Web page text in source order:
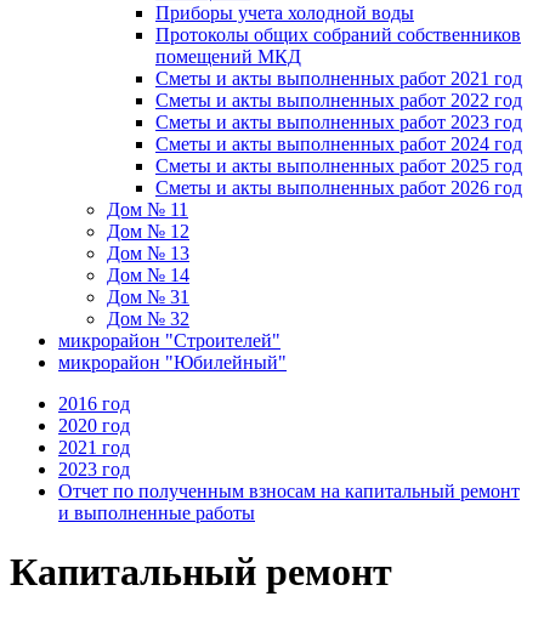
Приборы учета холодной воды
Протоколы общих собраний собственников
помещений МКД
Сметы и акты выполненных работ 2021 год
Сметы и акты выполненных работ 2022 год
Сметы и акты выполненных работ 2023 год
Сметы и акты выполненных работ 2024 год
Сметы и акты выполненных работ 2025 год
Сметы и акты выполненных работ 2026 год
Дом № 11
Дом № 12
Дом № 13
Дом № 14
Дом № 31
Дом № 32
микрорайон "Строителей"
микрорайон "Юбилейный"
2016 год
2020 год
2021 год
2023 год
Отчет по полученным взносам на капитальный ремонт
и выполненные работы
Капитальный ремонт